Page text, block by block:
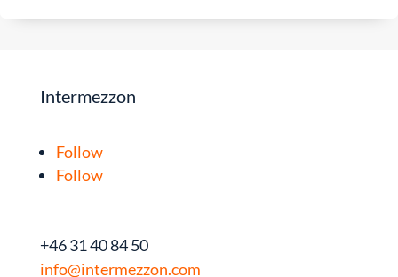
Intermezzon
Follow
Follow
+46 31 40 84 50
info@intermezzon.com